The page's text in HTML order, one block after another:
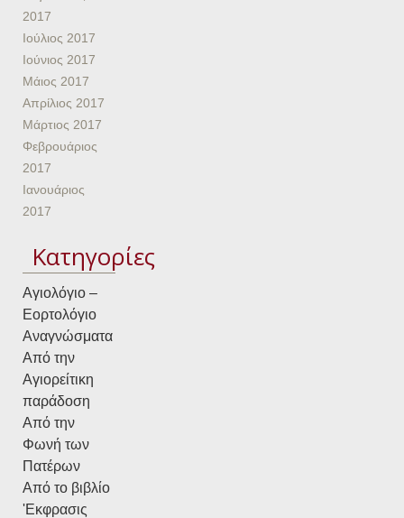
2017
Ιούλιος 2017
Ιούνιος 2017
Μάιος 2017
Απρίλιος 2017
Μάρτιος 2017
Φεβρουάριος
2017
Ιανουάριος
2017
Kατηγορίες
Αγιολόγιο –
Εορτολόγιο
Αναγνώσματα
Από την
Αγιορείτικη
παράδοση
Από την
Φωνή των
Πατέρων
Από το βιβλίο
'Εκφρασις